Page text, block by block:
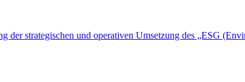
strategischen und operativen Umsetzung des „ESG